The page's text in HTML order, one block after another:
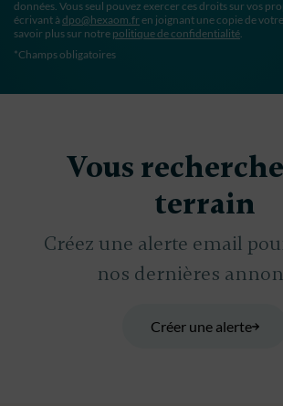
données. Vous seul pouvez exercer ces droits sur vos
écrivant à dpo@hexaom.fr en joignant une copie de
savoir plus sur notre politique de confidentialité.
*Champs obligatoires
Vous
terrain
Créez une alerte email
nos dernières
Créer une alerte